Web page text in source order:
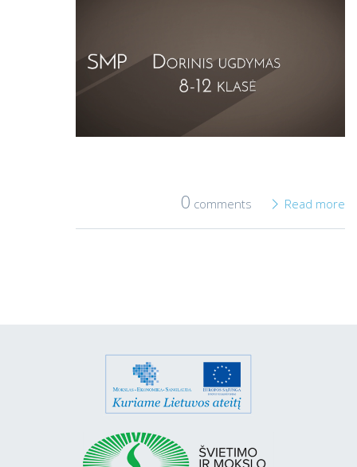
0 comments Read more